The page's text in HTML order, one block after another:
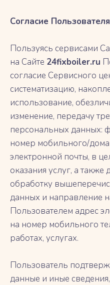
Согласие Пользователя
Пользуясь сервисами
на Сайте 24fixboiler.ru
согласие Сервисного
систематизацию,
использование,
изменение, передачу
персональных данных:
номер мобильного/
электронной почты, в
оказания услуг, а также
обработку
данных и направление
Пользователем адрес
на номер мобильного
работах, услугах.
Пользователь
данные и иные